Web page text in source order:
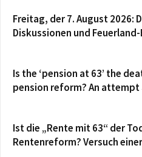
Freitag, der 7. August 2026:
Diskussionen und
Is the ‘pension at 63’ the
pension reform? An attempt
Ist die „Rente mit 63“ der
Rentenreform? Versuch